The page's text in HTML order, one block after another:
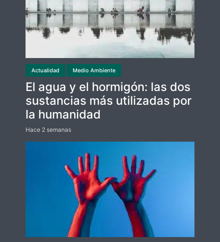
Actualidad Medio Ambiente
El agua y el hormigón: las dos
sustancias más utilizadas por
la humanidad
Hace 2 semanas